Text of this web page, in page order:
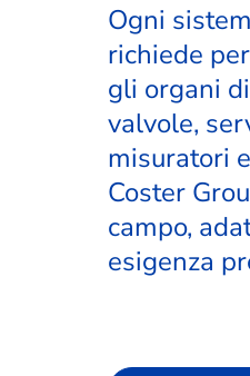
Ogni
richiede
gli organi
valvole,
misuratori
Coster
campo,
esigenza